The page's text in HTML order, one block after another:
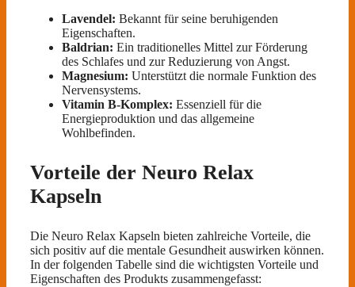
Lavendel: Bekannt für seine beruhigenden
Eigenschaften.
Baldrian: Ein traditionelles Mittel zur Förderung
des Schlafes und zur Reduzierung von Angst.
Magnesium: Unterstützt die normale Funktion des
Nervensystems.
Vitamin B-Komplex: Essenziell für die
Energieproduktion und das allgemeine
Wohlbefinden.
Vorteile der Neuro Relax
Kapseln
Die Neuro Relax Kapseln bieten zahlreiche Vorteile, die
sich positiv auf die mentale Gesundheit auswirken können.
In der folgenden Tabelle sind die wichtigsten Vorteile und
Eigenschaften des Produkts zusammengefasst: